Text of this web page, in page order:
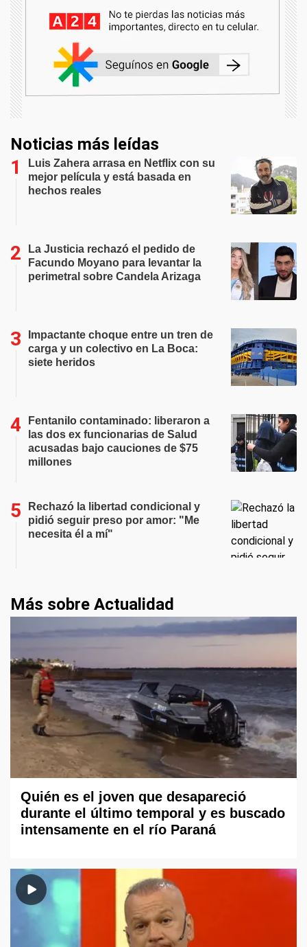
Noticias más leídas
Luis Zahera arrasa en Netflix con su
mejor película y está basada en
hechos reales
La Justicia rechazó el pedido de
Facundo Moyano para levantar la
perimetral sobre Candela Arizaga
Impactante choque entre un tren de
carga y un colectivo en La Boca:
siete heridos
Fentanilo contaminado: liberaron a
las dos ex funcionarias de Salud
acusadas bajo cauciones de $75
millones
Rechazó la libertad condicional y
pidió seguir preso por amor: "Me
necesita él a mí"
Más sobre Actualidad
Quién es el joven que desapareció
durante el último temporal y es buscado
intensamente en el río Paraná